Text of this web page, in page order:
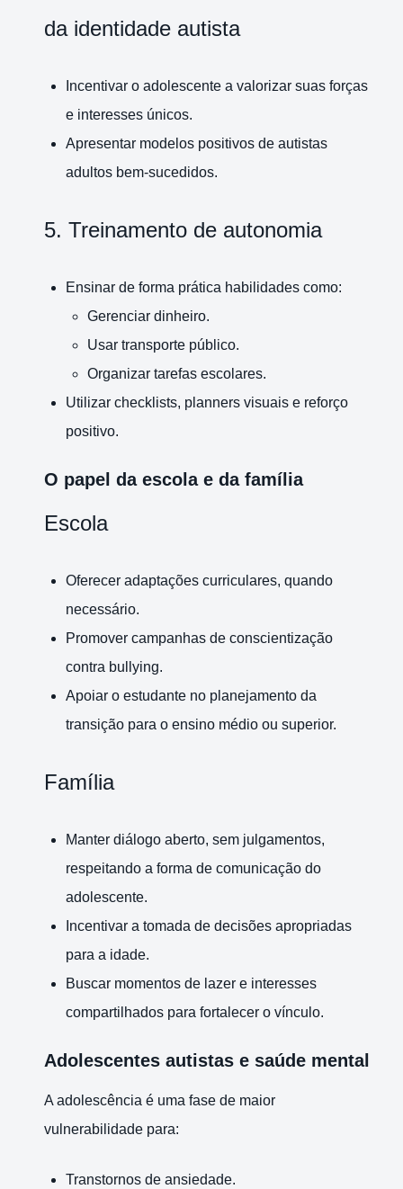
da identidade autista
Incentivar o adolescente a valorizar suas forças
e interesses únicos.
Apresentar modelos positivos de autistas
adultos bem-sucedidos.
5. Treinamento de autonomia
Ensinar de forma prática habilidades como:
Gerenciar dinheiro.
Usar transporte público.
Organizar tarefas escolares.
Utilizar checklists, planners visuais e reforço
positivo.
O papel da escola e da família
Escola
Oferecer adaptações curriculares, quando
necessário.
Promover campanhas de conscientização
contra bullying.
Apoiar o estudante no planejamento da
transição para o ensino médio ou superior.
Família
Manter diálogo aberto, sem julgamentos,
respeitando a forma de comunicação do
adolescente.
Incentivar a tomada de decisões apropriadas
para a idade.
Buscar momentos de lazer e interesses
compartilhados para fortalecer o vínculo.
Adolescentes autistas e saúde mental
A adolescência é uma fase de maior
vulnerabilidade para:
Transtornos de ansiedade.